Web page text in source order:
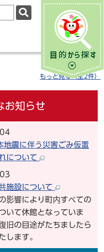
もっと見る（全2件）
お知らせ
地震に伴う災害ごみ仮置
について
施設について
影響により町内すべての
いて休館となっていま
旧の目途がたちましたら
します。